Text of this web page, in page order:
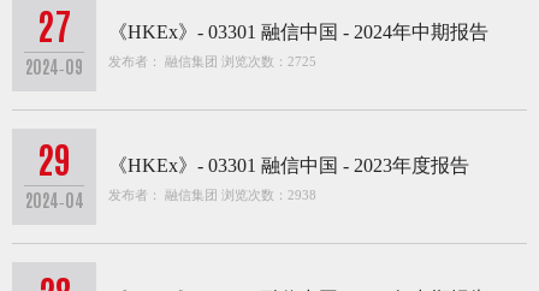
27
2024-09
《HKEx》- 03301 融信中国 - 2024年中期报告
发布者： 融信集团 浏览次数：2725
29
2024-04
《HKEx》- 03301 融信中国 - 2023年度报告
发布者： 融信集团 浏览次数：2938